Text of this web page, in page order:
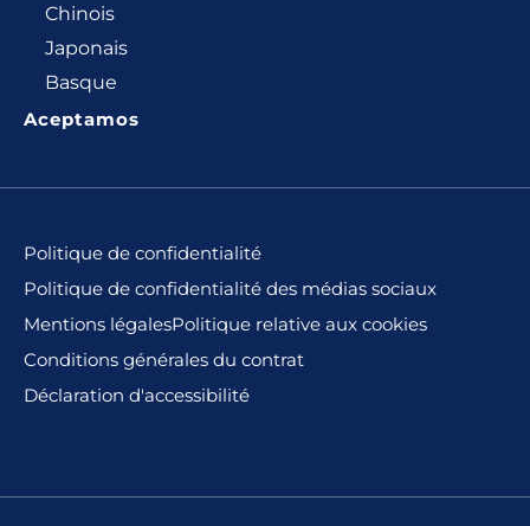
Chinois
Japonais
Basque
Aceptamos
Politique de confidentialité
Politique de confidentialité des médias sociaux
Mentions légalesPolitique relative aux cookies
Conditions générales du contrat
Déclaration d'accessibilité